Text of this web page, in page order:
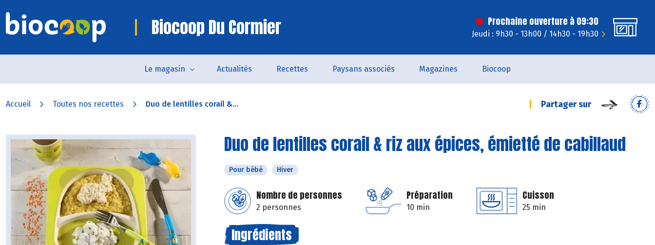
Biocoop Du Cormier Prochaine ouverture à 09:30
Jeudi : 9h30 - 13h00 / 14h30 - 19h30
Le magasin Actualités Recettes Paysans associés Magazines Biocoop
Accueil Toutes nos recettes Duo de lentilles corail &... Partager sur
Duo de lentilles corail & riz aux épices, émietté de cabillaud
Pour bébé Hiver
Nombre de personnes
2 personnes
Préparation
10 min
Cuisson
25 min
Ingrédients